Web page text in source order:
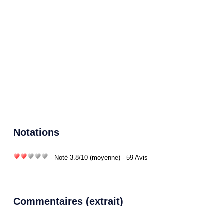
Notations
- Noté 3.8/10 (moyenne) - 59 Avis
Commentaires (extrait)